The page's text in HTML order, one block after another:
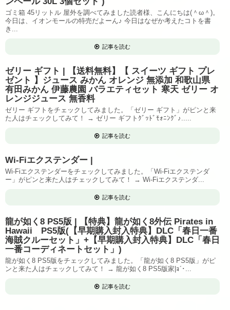
ゴミ箱 45リットル 屋外を調べてみました読者様、こんにちは(＾ω＾)。
今日は、イオンモールの特売だよーん♪ 今日はなぜか考えたコトを書
き...
記事を読む
ゼリー ギフト | 【送料無料】【 スイーツ ギフト プレ
ゼント 】ジュース みかん オレンジ 無添加 和歌山県
有田みかん 伊藤農園 バラエティセット 寒天 ゼリー オ
レンジジュース 無香料
ゼリー ギフトをチェックしてみました。「ゼリー ギフト」がピンと来
た人はチェックしてみて！ → ゼリー ギフトｸﾞｯﾄﾞﾓｫﾆﾝｸﾞ♪.....
記事を読む
Wi-Fiエクステンダー |
Wi-Fiエクステンダーをチェックしてみました。「Wi-Fiエクステンダ
ー」がピンと来た人はチェックしてみて！ → Wi-Fiエクステンダ...
記事を読む
龍が如く8 PS5版 | 【特典】龍が如く8外伝 Pirates in
Hawaii PS5版(【早期購入封入特典】DLC「春日一番
海賊クルーセット」+【早期購入封入特典】DLC「春日
一番コーディネートセット」)
龍が如く8 PS5版をチェックしてみました。「龍が如く8 PS5版」がピ
ンと来た人はチェックしてみて！ → 龍が如く8 PS5版家|ｮ´･...
記事を読む